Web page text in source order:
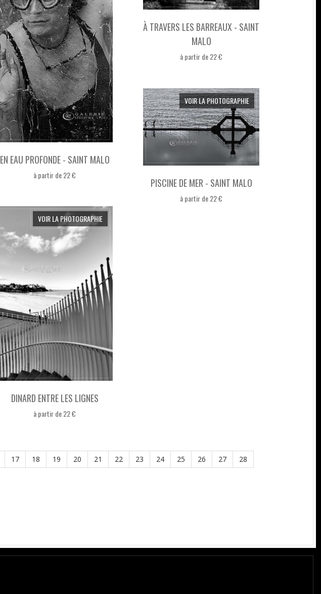
À TRAVERS LES BARREAUX - SAINT
MALO
à partir de 22 €
EN EAU PROFONDE - SAINT MALO
à partir de 22 €
PISCINE DE MER - SAINT MALO
à partir de 22 €
VOIR LA PHOTOGRAPHIE
DINARD ENTRE LES LIGNES
à partir de 22 €
VOIR LA PHOTOGRAPHIE
17 18 19 20 21 22 23 24 25 26 27
28